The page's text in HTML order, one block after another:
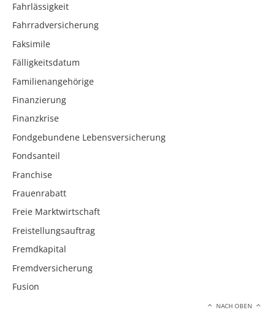
Fahrlässigkeit
Fahrradversicherung
Faksimile
Fälligkeitsdatum
Familienangehörige
Finanzierung
Finanzkrise
Fondgebundene Lebensversicherung
Fondsanteil
Franchise
Frauenrabatt
Freie Marktwirtschaft
Freistellungsauftrag
Fremdkapital
Fremdversicherung
Fusion
NACH OBEN